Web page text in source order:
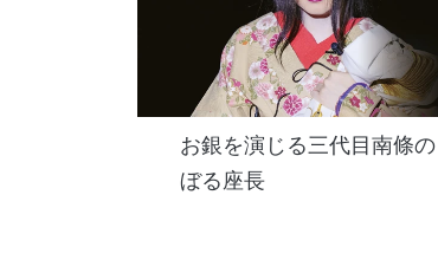
お銀を演じる三代目南條の
ぼる座長